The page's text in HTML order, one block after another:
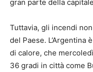
gran parte della
Tuttavia, gli incendi
del Paese. L’Argentina
di calore, che
36 gradi in città come